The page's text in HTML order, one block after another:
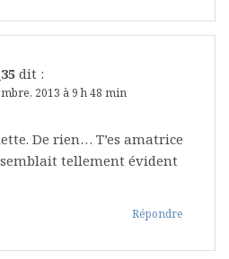
dit :
2013 à 9 h 48 min
De rien… T’es amatrice
tellement évident
Répondre